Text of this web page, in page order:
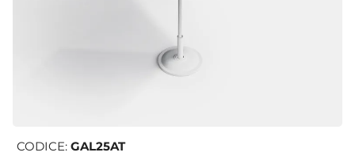
CODICE: GAL25AT